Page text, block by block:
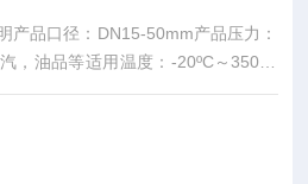
产品口径：DN15-50mm产品压力：
，油品等适用温度：-20ºC～350ºC